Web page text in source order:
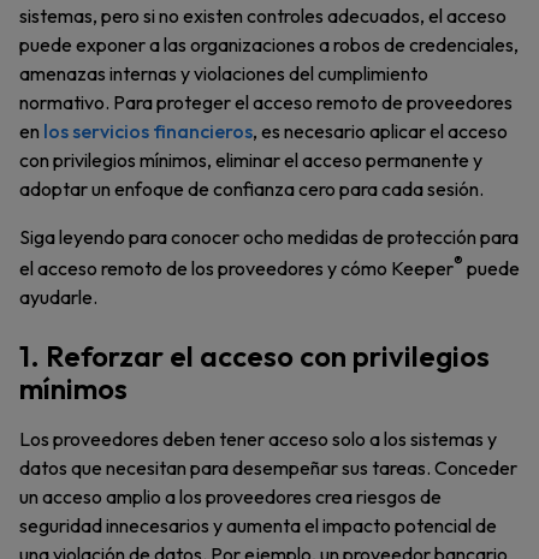
sistemas, pero si no existen controles adecuados, el acceso
puede exponer a las organizaciones a robos de credenciales,
amenazas internas y violaciones del cumplimiento
normativo. Para proteger el acceso remoto de proveedores
en los servicios financieros, es necesario aplicar el acceso
con privilegios mínimos, eliminar el acceso permanente y
adoptar un enfoque de confianza cero para cada sesión.
Siga leyendo para conocer ocho medidas de protección para
el acceso remoto de los proveedores y cómo Keeper® puede
ayudarle.
1. Reforzar el acceso con privilegios
mínimos
Los proveedores deben tener acceso solo a los sistemas y
datos que necesitan para desempeñar sus tareas. Conceder
un acceso amplio a los proveedores crea riesgos de
seguridad innecesarios y aumenta el impacto potencial de